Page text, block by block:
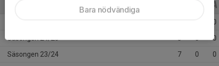
ALLA ÅR
0
Säsongen 24/25 8 0 0
Säsongen 23/24 7 0 0
Bara nödvändiga